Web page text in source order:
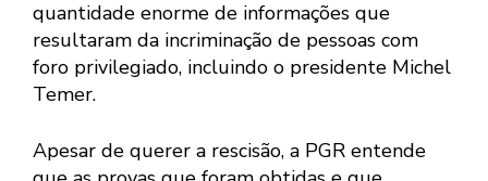
quantidade enorme de informações que
resultaram da incriminação de pessoas com
foro privilegiado, incluindo o presidente Michel
Temer.
Apesar de querer a rescisão, a PGR entende